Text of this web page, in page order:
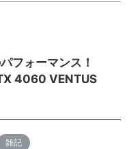
フォーマンス！
4060 VENTUS
雑記